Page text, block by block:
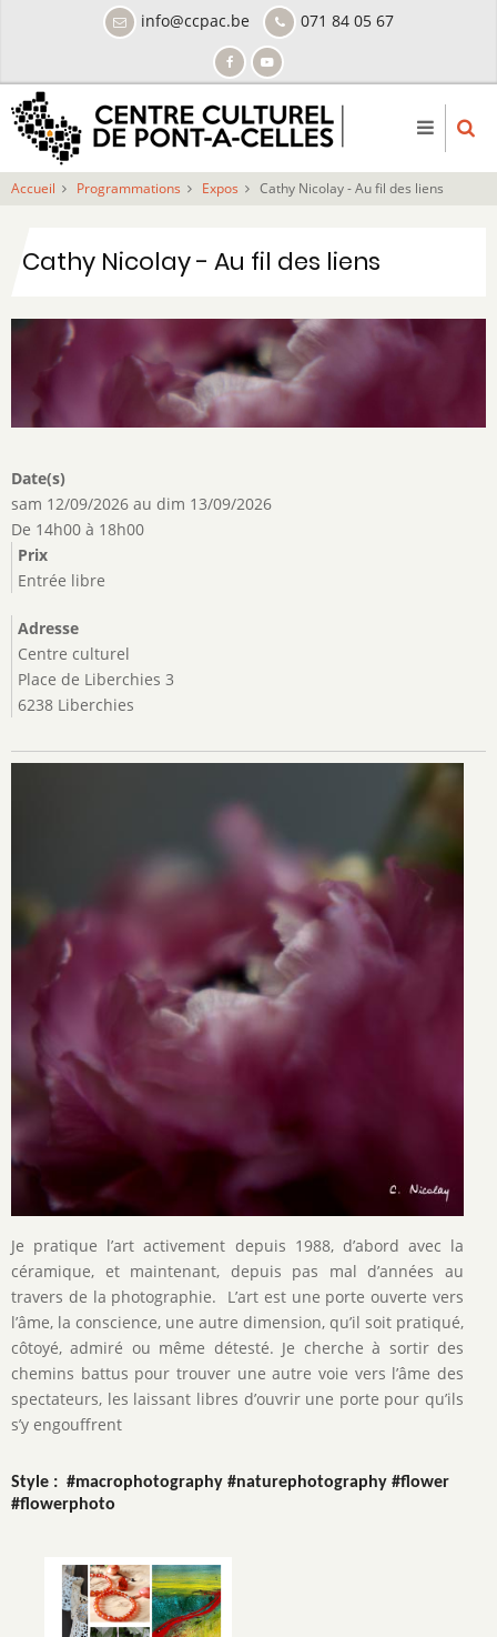
principal
info@ccpac.be 071 84 05 67
Accueil Programmations Expos Cathy Nicolay - Au fil des liens
Cathy Nicolay - Au fil des liens
Date(s)
sam 12/09/2026 au dim 13/09/2026
De 14h00 à 18h00
Prix
Entrée libre
Adresse
Centre culturel
Place de Liberchies 3
6238 Liberchies
Je pratique l’art activement depuis 1988, d’abord avec la
céramique, et maintenant, depuis pas mal d’années au
travers de la photographie. L’art est une porte ouverte vers
l’âme, la conscience, une autre dimension, qu’il soit pratiqué,
côtoyé, admiré ou même détesté. Je cherche à sortir des
chemins battus pour trouver une autre voie vers l’âme des
spectateurs, les laissant libres d’ouvrir une porte pour qu’ils
s’y engouffrent
Style :  #macrophotography #naturephotography #flower
#flowerphoto